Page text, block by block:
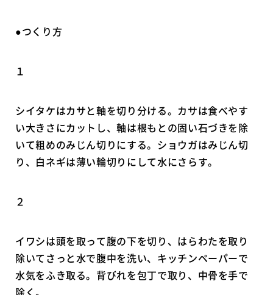
●つくり方
１
シイタケはカサと軸を切り分ける。カサは食べやす
い大きさにカットし、軸は根もとの固い石づきを除
いて粗めのみじん切りにする。ショウガはみじん切
り、白ネギは薄い輪切りにして水にさらす。
２
イワシは頭を取って腹の下を切り、はらわたを取り
除いてさっと水で腹中を洗い、キッチンペーパーで
水気をふき取る。背びれを包丁で取り、中骨を手で
除く。